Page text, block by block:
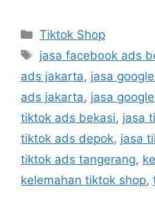
Tiktok Shop
jasa facebook ads
ads jakarta, jasa
ads jakarta, jasa
tiktok ads bekasi, jasa
tiktok ads depok, jasa
tiktok ads tangerang,
kelemahan tiktok shop,